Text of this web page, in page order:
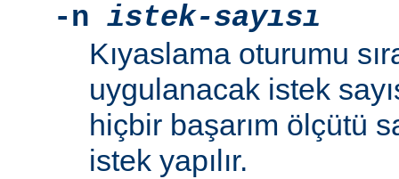
-n istek-sayısı
Kıyaslama oturumu
uygulanacak istek
hiçbir başarım ölçütü
istek yapılır.